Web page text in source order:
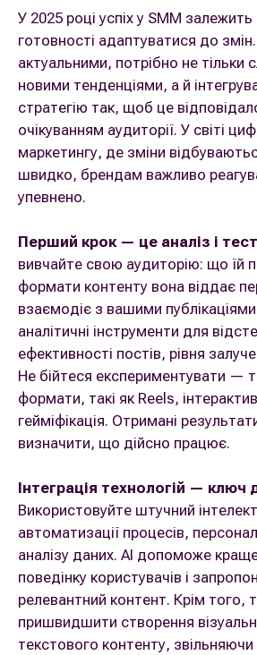
У 2025 році успіх у SMM залежить
готовності адаптуватися до
актуальними, потрібно не тільки
новими тенденціями, а й
стратегію так, щоб це
очікуванням аудиторії. У світі
маркетингу, де зміни
швидко, брендам важливо
упевнено.
Перший крок — це аналіз і
вивчайте свою аудиторію: що їй
формати контенту вона віддає
взаємодіє з вашими
аналітичні інструменти для
ефективності постів, рівня
Не бійтеся експериментувати —
формати, такі як Reels,
гейміфікація. Отримані
визначити, що дійсно працює.
Інтеграція технологій — ключ
Використовуйте штучний
автоматизації процесів,
аналізу даних. AI допоможе
поведінку користувачів і
релевантний контент. Крім того,
пришвидшити створення
текстового контенту,